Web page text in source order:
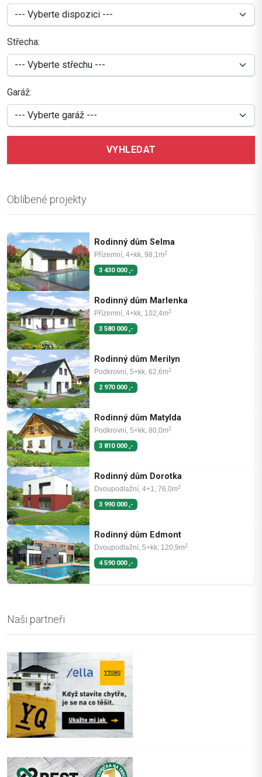
Střecha:
Garáž:
VYHLEDAT
Oblíbené projekty
Rodinný dům Selma
Přízemní, 4+kk, 98,1m2
3 430 000 ,-
Rodinný dům Marlenka
Přízemní, 4+kk, 102,4m2
3 580 000 ,-
Rodinný dům Merilyn
Podkrovní, 5+kk, 62,6m2
2 970 000 ,-
Rodinný dům Matylda
Podkrovní, 5+kk, 80,0m2
3 810 000 ,-
Rodinný dům Dorotka
Dvoupodlažní, 4+1, 76,0m2
3 990 000 ,-
Rodinný dům Edmont
Dvoupodlažní, 5+kk, 120,9m2
4 590 000 ,-
Naši partneři